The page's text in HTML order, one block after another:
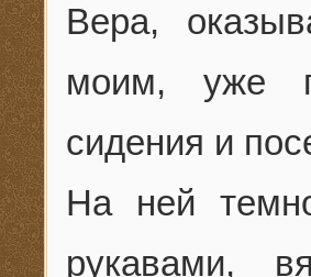
Вера,
моим, уже
сидения и
На ней
рукавами,